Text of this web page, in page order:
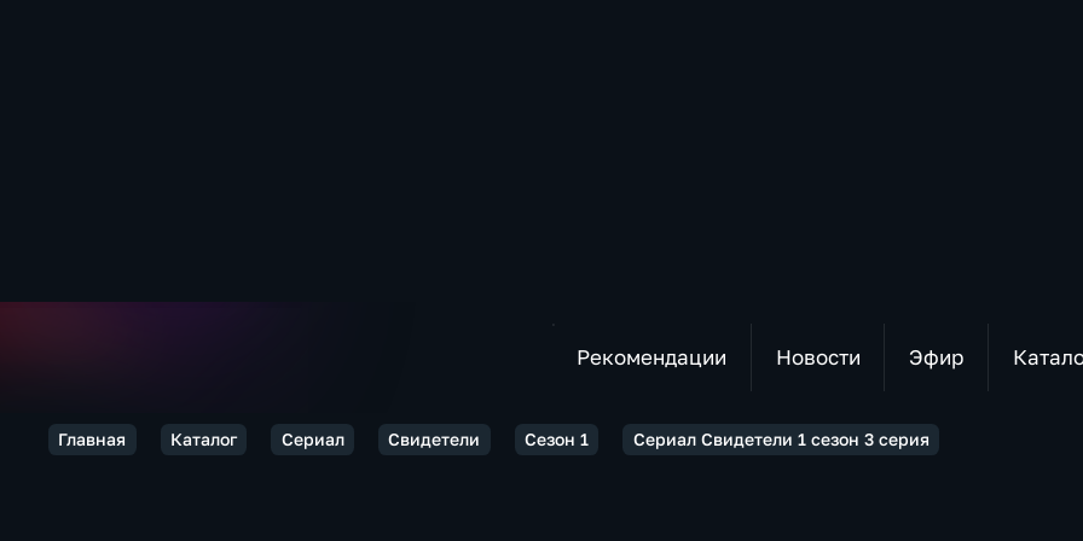
Рекомендации Новости Эфир
Главная Каталог Сериал Свидетели Сезон 1 Сериал Свидетели 1 сезон 3 серия